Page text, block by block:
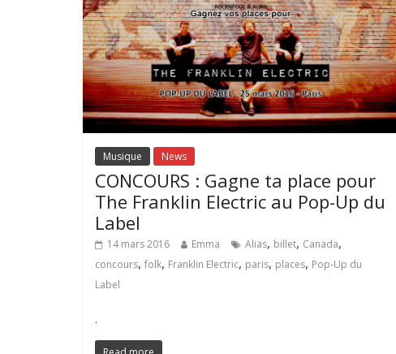
Musique News
CONCOURS : Gagne ta place pour
The Franklin Electric au Pop-Up du
Label
14 mars 2016 Emma Alias, billet, Canada,
concours, folk, Franklin Electric, paris, places, Pop-Up du
Label
.